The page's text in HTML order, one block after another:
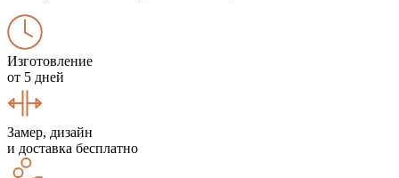
Изготовление
от 5 дней
Замер, дизайн
и доставка бесплатно